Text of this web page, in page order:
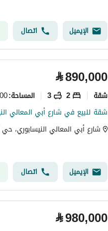
الإيميل اتصال
⃁890,000
شقة 2
3 المساحة:
شارع أبي المعالي النيسابوري،
الإيميل اتصال
⃁980,000